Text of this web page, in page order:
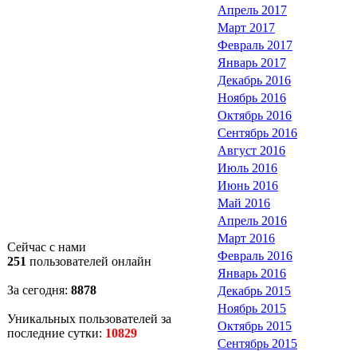
Сейчас с нами
251 пользователей онлайн
За сегодня: 8878
Уникальных пользователей за
последние сутки: 10829
Апрель 2017
Март 2017
Февраль 2017
Январь 2017
Декабрь 2016
Ноябрь 2016
Октябрь 2016
Сентябрь 2016
Август 2016
Июль 2016
Июнь 2016
Май 2016
Апрель 2016
Март 2016
Февраль 2016
Январь 2016
Декабрь 2015
Ноябрь 2015
Октябрь 2015
Сентябрь 2015